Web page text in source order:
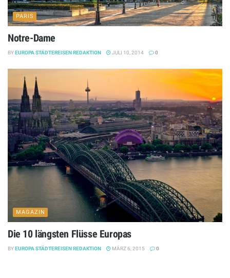
PARIS
Notre-Dame
BYEUROPA STÄDTEREISEN REDAKTION JULI 10, 2014 0
MAGAZIN
Die 10 längsten Flüsse Europas
BYEUROPA STÄDTEREISEN REDAKTION MÄRZ 6, 2015 0